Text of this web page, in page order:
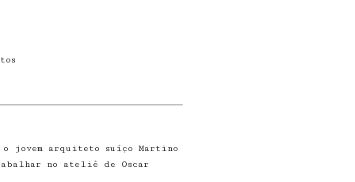
o jovem arquiteto suíço Martino
no ateliê de Oscar